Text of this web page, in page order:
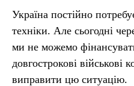
Україна постійно
техніки. Але сьогодні
ми не можемо
довгострокові військові
виправити цю ситуацію.